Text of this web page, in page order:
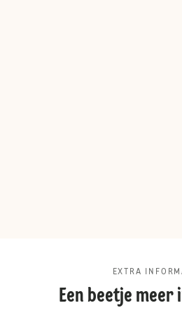
EXTRA
Een beetje